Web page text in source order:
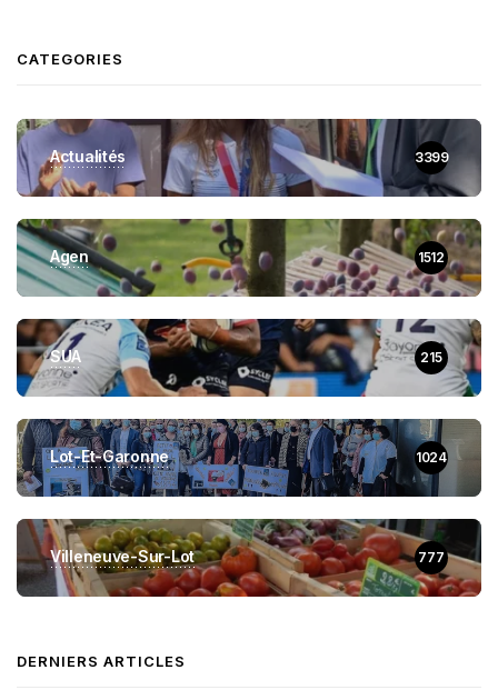
CATEGORIES
Actualités 3399
Agen 1512
SUA 215
Lot-Et-Garonne 1024
Villeneuve-Sur-Lot 777
DERNIERS ARTICLES